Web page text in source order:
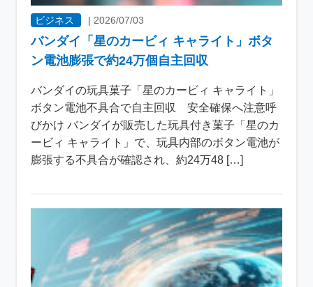
ビジネス | 2026/07/03
バンダイ「星のカービィ キャライト」ボタ
ン電池膨張で約24万個自主回収
バンダイの玩具菓子「星のカービィ キャライト」
ボタン電池不具合で自主回収 安全確保へ注意呼
びかけ バンダイが販売した玩具付き菓子「星のカ
ービィ キャライト」で、玩具内部のボタン電池が
膨張する不具合が確認され、約24万48 […]